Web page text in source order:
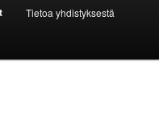
Tietoa yhdistyksestä